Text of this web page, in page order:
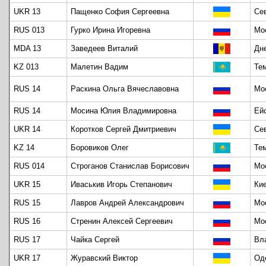
UKR 13 Пащенко София Сергеевна
RUS 013 Гурко Ирина Игоревна
MDA 13 Заведеев Виталий
KZ 013 Малетин Вадим
RUS 14 Раскина Ольга Вячеславовна
RUS 14 Мосина Юлия Владимировна
UKR 14 Коротков Сергей Дмитриевич
KZ 14 Боровиков Олег
RUS 014 Строганов Станислав Борисович
UKR 15 Иваськив Игорь Степанович
RUS 15 Лавров Андрей Александрович
RUS 16 Стренин Алексей Сергеевич
RUS 17 Чайка Сергей
UKR 17 Журавский Виктор